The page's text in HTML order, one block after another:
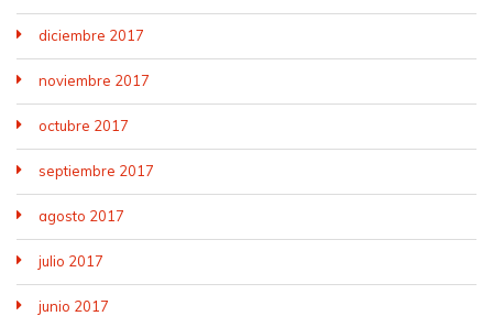
diciembre 2017
noviembre 2017
octubre 2017
septiembre 2017
agosto 2017
julio 2017
junio 2017